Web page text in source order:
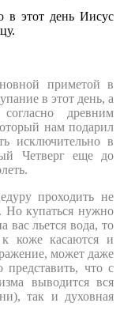
в этот день Иисус
приметой в
в этот день, а
древним
нам подарил
исключительно в
Четверг еще до
проходить не
Но купаться нужно
вас льется вода, то
коже касаются и
может даже
представить, что с
выводится вся
так и духовная